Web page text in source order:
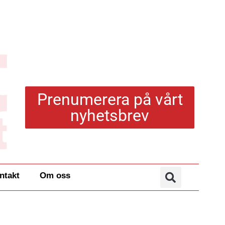
Prenumerera på vårt
nyhetsbrev
Om oss